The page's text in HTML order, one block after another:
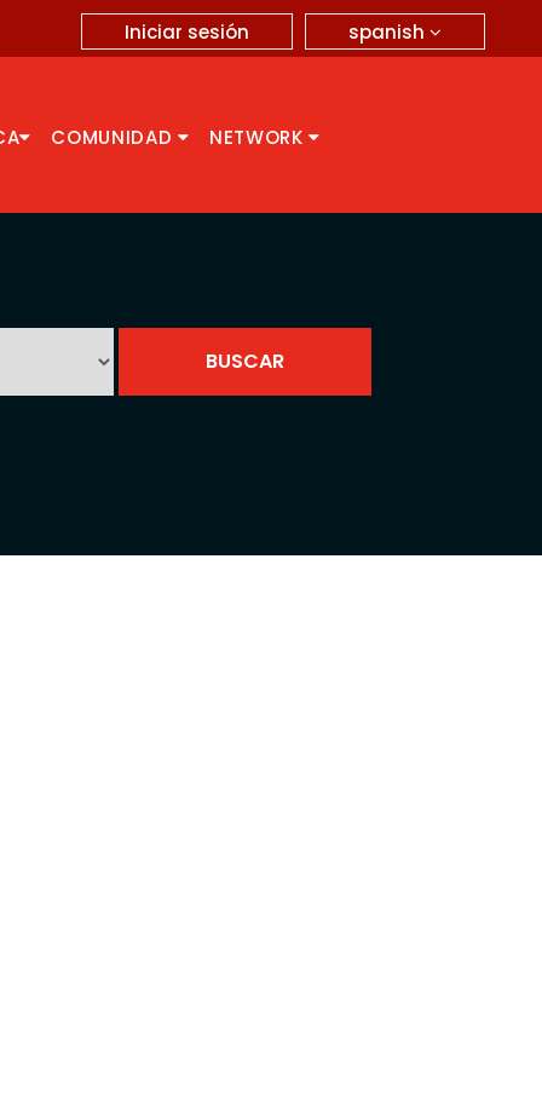
spanish
Iniciar sesión
COMUNIDAD NETWORK